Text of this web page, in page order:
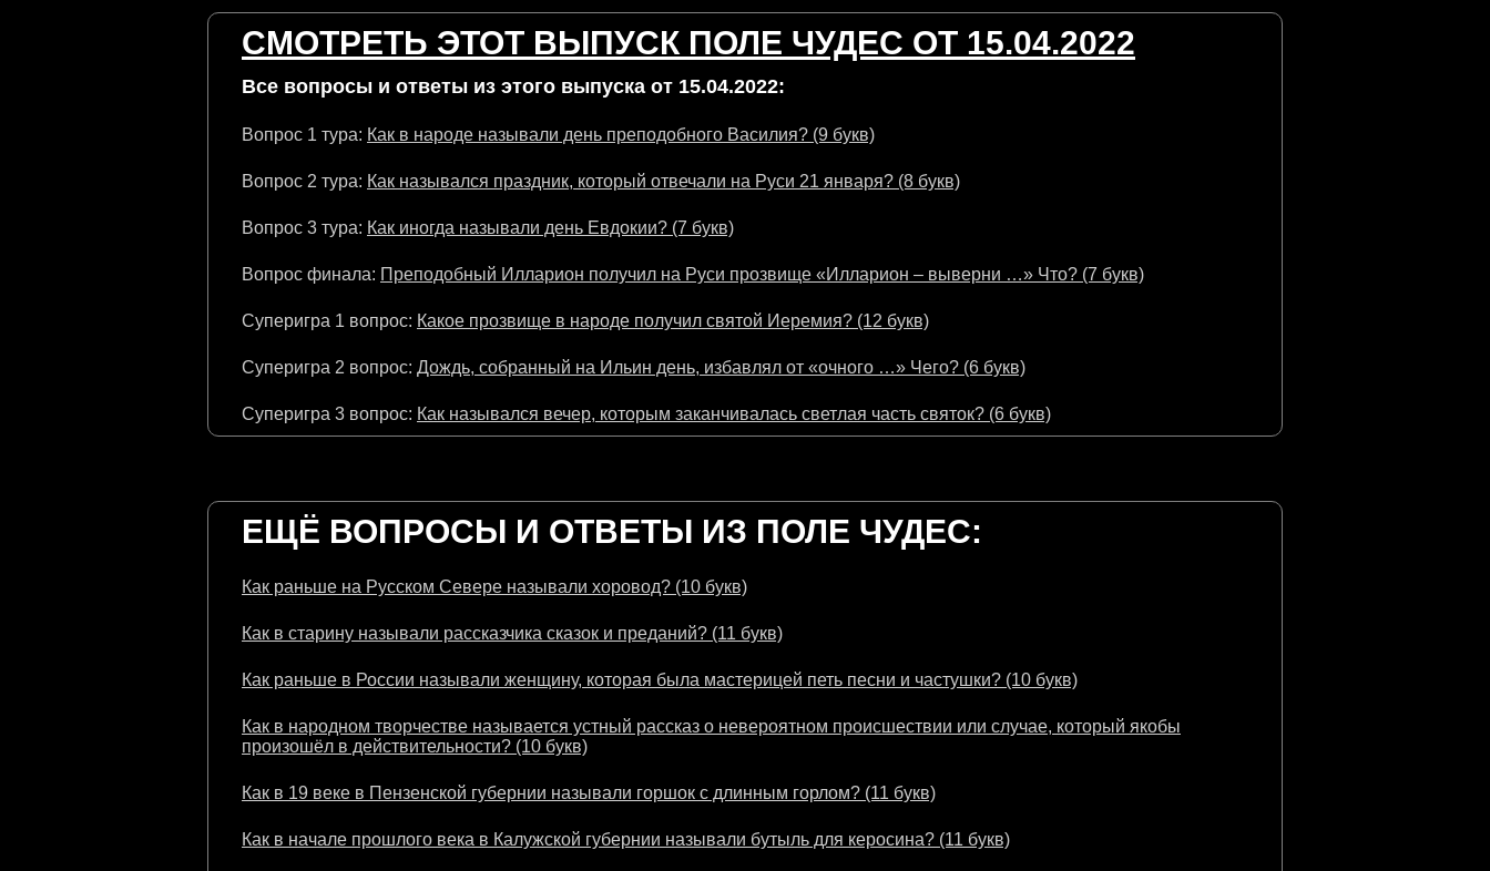
СМОТРЕТЬ ЭТОТ ВЫПУСК ПОЛЕ ЧУДЕС ОТ 15.04.2022
Все вопросы и ответы из этого выпуска от 15.04.2022:
Вопрос 1 тура: Как в народе называли день преподобного Василия? (9 букв)
Вопрос 2 тура: Как назывался праздник, который отвечали на Руси 21 января? (8 букв)
Вопрос 3 тура: Как иногда называли день Евдокии? (7 букв)
Вопрос финала: Преподобный Илларион получил на Руси прозвище «Илларион – выверни …» Что? (7 букв)
Суперигра 1 вопрос: Какое прозвище в народе получил святой Иеремия? (12 букв)
Суперигра 2 вопрос: Дождь, собранный на Ильин день, избавлял от «очного …» Чего? (6 букв)
Суперигра 3 вопрос: Как назывался вечер, которым заканчивалась светлая часть святок? (6 букв)
ЕЩЁ ВОПРОСЫ И ОТВЕТЫ ИЗ ПОЛЕ ЧУДЕС:
Как раньше на Русском Севере называли хоровод? (10 букв)
Как в старину называли рассказчика сказок и преданий? (11 букв)
Как раньше в России называли женщину, которая была мастерицей петь песни и частушки? (10 букв)
Как в народном творчестве называется устный рассказ о невероятном происшествии или случае, который якобы
произошёл в действительности? (10 букв)
Как в 19 веке в Пензенской губернии называли горшок с длинным горлом? (11 букв)
Как в начале прошлого века в Калужской губернии называли бутыль для керосина? (11 букв)